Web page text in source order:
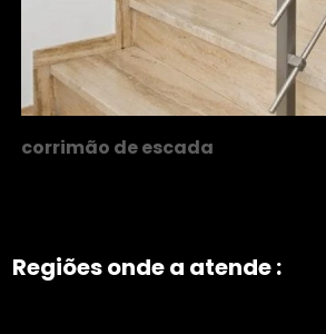
corrimão de escada
Regiões onde a atende :